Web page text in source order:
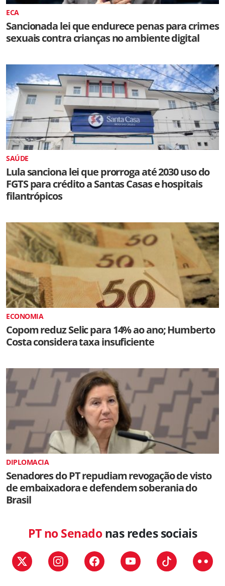
ECA
Sancionada lei que endurece penas para crimes
sexuais contra crianças no ambiente digital
SAÚDE
Lula sanciona lei que prorroga até 2030 uso do
FGTS para crédito a Santas Casas e hospitais
filantrópicos
ECONOMIA
Copom reduz Selic para 14% ao ano; Humberto
Costa considera taxa insuficiente
DIPLOMACIA
Senadores do PT repudiam revogação de visto
de embaixadora e defendem soberania do
Brasil
PT no Senadonas redes sociais